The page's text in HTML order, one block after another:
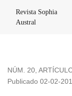
Revista Sophia
Austral
NÚM. 20,
Publicado 02-02-